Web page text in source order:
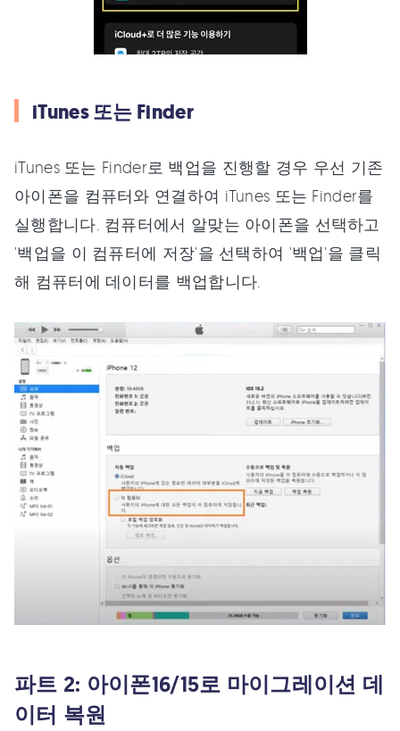
iTunes 또는 Finder
iTunes 또는 Finder로 백업을 진행할 경우 우선 기존
아이폰을 컴퓨터와 연결하여 iTunes 또는 Finder를
실행합니다. 컴퓨터에서 알맞는 아이폰을 선택하고
'백업을 이 컴퓨터에 저장'을 선택하여 '백업'을 클릭
해 컴퓨터에 데이터를 백업합니다.
파트 2: 아이폰16/15로 마이그레이션 데
이터 복원